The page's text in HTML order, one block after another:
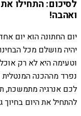
לסיכום: התחילו
ואהבה!
יום החתונה הוא יום
יהיה מושלם מכל
וטעימה היא לא רק
נפרד מההכנה המנטלית
לכם אנרגיה מתמשכת,
להתחיל את היום